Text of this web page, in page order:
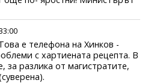
е телефона на Хинков -
с хартиената рецепта. В
разлика от магистратите,